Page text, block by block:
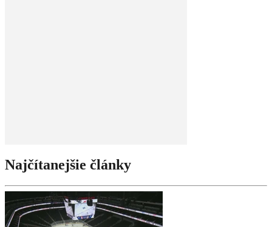
Najčítanejšie články